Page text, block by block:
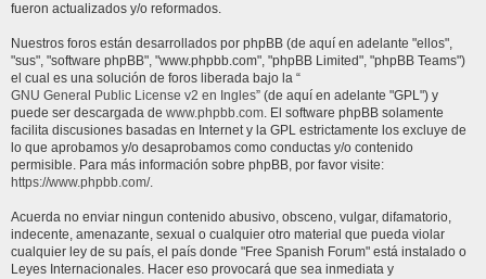
fueron actualizados y/o reformados.
Nuestros foros están desarrollados por phpBB (de aquí en adelante "ellos",
"sus", "software phpBB", "www.phpbb.com", "phpBB Limited", "phpBB Teams")
el cual es una solución de foros liberada bajo la “
GNU General Public License v2 en Ingles” (de aquí en adelante "GPL") y
puede ser descargada de www.phpbb.com. El software phpBB solamente
facilita discusiones basadas en Internet y la GPL estrictamente los excluye de
lo que aprobamos y/o desaprobamos como conductas y/o contenido
permisible. Para más información sobre phpBB, por favor visite:
https://www.phpbb.com/.
Acuerda no enviar ningun contenido abusivo, obsceno, vulgar, difamatorio,
indecente, amenazante, sexual o cualquier otro material que pueda violar
cualquier ley de su país, el país donde "Free Spanish Forum" está instalado o
Leyes Internacionales. Hacer eso provocará que sea inmediata y